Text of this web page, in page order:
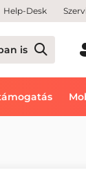
Help-Desk
is